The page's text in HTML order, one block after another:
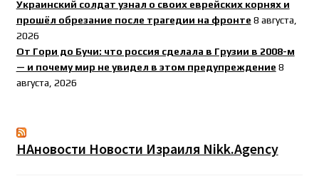
Украинский солдат узнал о своих еврейских корнях и
прошёл обрезание после трагедии на фронте 8 августа,
2026
От Гори до Бучи: что россия сделала в Грузии в 2008-м
— и почему мир не увидел в этом предупреждение 8
августа, 2026
НАновости Новости Израиля Nikk.Agency